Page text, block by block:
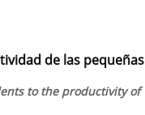
de las pequeñas
to the productivity of